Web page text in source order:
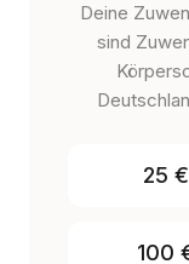
Deine
sind
25 €
100